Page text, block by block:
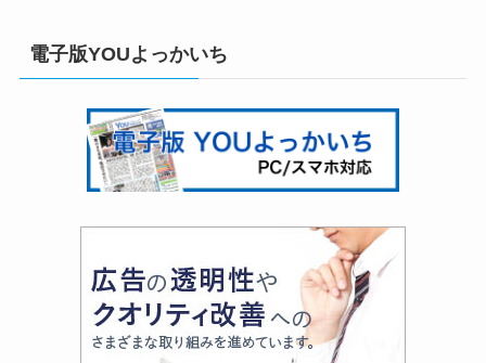
電子版YOUよっかいち